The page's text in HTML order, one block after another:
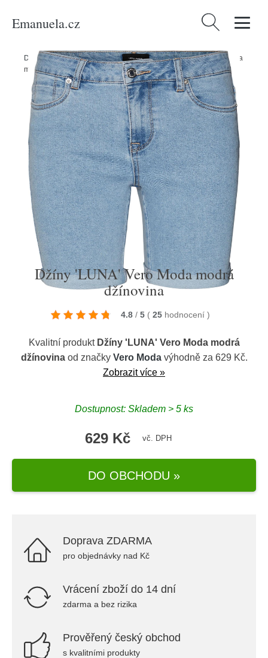
Emanuela.cz Vyhledávání
Domů/Produkty/Ženy/Oblečení/Džíny/Džíny 'LUNA' Vero Moda
modrá džínovina
Džíny 'LUNA' Vero Moda modrá
džínovina
4.8 / 5 ( 25 hodnocení )
Kvalitní produkt Džíny 'LUNA' Vero Moda modrá
džínovinaod značky Vero Modavýhodně za 629 Kč.
Zobrazit více »
Dostupnost: Skladem > 5 ks
629 Kč vč. DPH
DO OBCHODU »
Doprava ZDARMA
pro objednávky nad Kč
Vrácení zboží do 14 dní
zdarma a bez rizika
Prověřený český obchod
s kvalitními produkty